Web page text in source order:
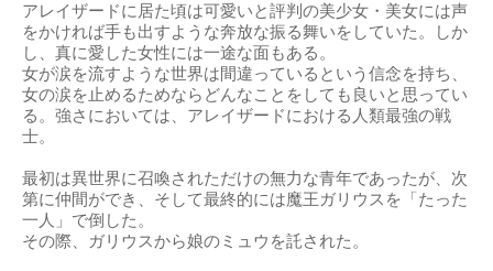
アレイザードに居た頃は可愛いと評判の美少女・美女には声
をかければ手も出すような奔放な振る舞いをしていた。しか
し、真に愛した女性には一途な面もある。
女が涙を流すような世界は間違っているという信念を持ち、
女の涙を止めるためならどんなことをしても良いと思ってい
る。強さにおいては、アレイザードにおける人類最強の戦
士。
最初は異世界に召喚されただけの無力な青年であったが、次
第に仲間ができ、そして最終的には魔王ガリウスを「たった
一人」で倒した。
その際、ガリウスから娘のミュウを託された。